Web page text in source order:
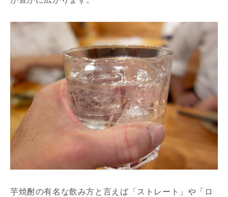
芋焼酎の有名な飲み方と言えば「ストレート」や「ロ